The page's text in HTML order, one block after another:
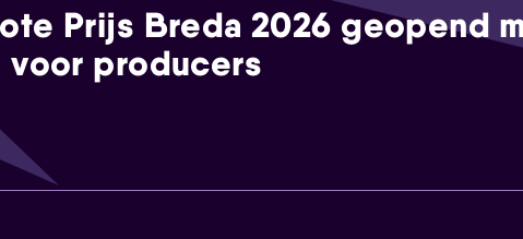
Prijs Breda 2026 geopend
producers